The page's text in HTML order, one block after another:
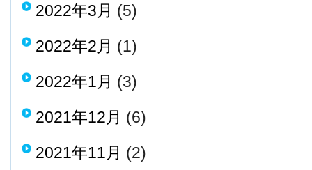
2022年3月 (5)
2022年2月 (1)
2022年1月 (3)
2021年12月 (6)
2021年11月 (2)